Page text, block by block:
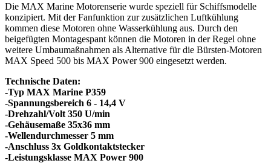
Die MAX Marine Motorenserie wurde speziell für Schiffsmodelle
konzipiert. Mit der Fanfunktion zur zusätzlichen Luftkühlung
kommen diese Motoren ohne Wasserkühlung aus. Durch den
beigefügten Montagespant können die Motoren in der Regel ohne
weitere Umbaumaßnahmen als Alternative für die Bürsten-Motoren
MAX Speed 500 bis MAX Power 900 eingesetzt werden.
Technische Daten:
-Typ MAX Marine P359
-Spannungsbereich 6 - 14,4 V
-Drehzahl/Volt 350 U/min
-Gehäusemaße 35x36 mm
-Wellendurchmesser 5 mm
-Anschluss 3x Goldkontaktstecker
-Leistungsklasse MAX Power 900